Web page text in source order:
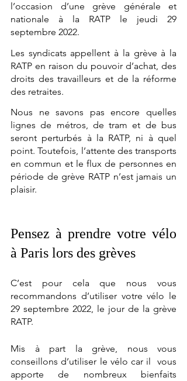
l’occasion d’une grève générale et
nationale à la RATP le jeudi 29
septembre 2022.
Les syndicats appellent à la grève à la
RATP en raison du pouvoir d’achat, des
droits des travailleurs et de la réforme
des retraites.
Nous ne savons pas encore quelles
lignes de métros, de tram et de bus
seront perturbés à la RATP, ni à quel
point. Toutefois, l’attente des transports
en commun et le flux de personnes en
période de grève RATP n’est jamais un
plaisir.
Pensez à prendre votre vélo
à Paris lors des grèves
C’est pour cela que nous vous
recommandons d’utiliser votre vélo le
29 septembre 2022, le jour de la grève
RATP.
Mis à part la grève, nous vous
conseillons d’utiliser le vélo car il  vous
apporte de nombreux bienfaits